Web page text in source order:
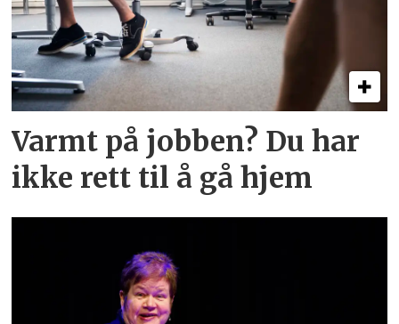
Varmt på jobben? Du har
ikke rett til å gå hjem